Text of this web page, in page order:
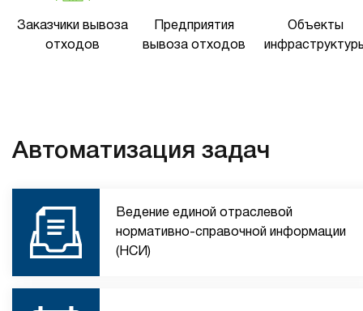
Заказчики вывоза
отходов
Предприятия
вывоза отходов
Объекты
Автоматизация задач
Ведение единой отраслевой
нормативно-справочной информации
(НСИ)